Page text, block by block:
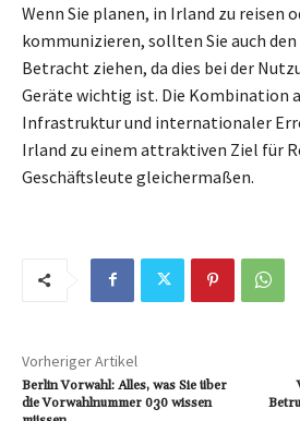
Wenn Sie planen, in Irland zu reisen
kommunizieren, sollten Sie auch
Betracht ziehen, da dies bei der
Geräte wichtig ist. Die Kombination
Infrastruktur und internationaler
Irland zu einem attraktiven Ziel für
Geschäftsleute gleichermaßen.
Vorheriger Artikel
Berlin Vorwahl: Alles, was Sie über
die Vorwahlnummer 030 wissen